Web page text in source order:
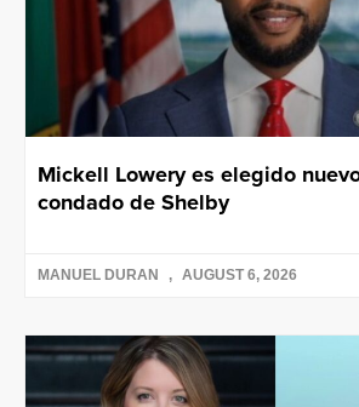
Mickell Lowery es elegido
condado de Shelby
MANUEL DURAN AUGUST 6, 2026